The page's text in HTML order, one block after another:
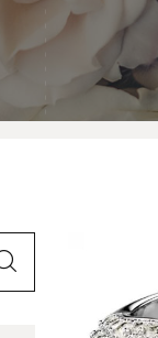
I miei dati